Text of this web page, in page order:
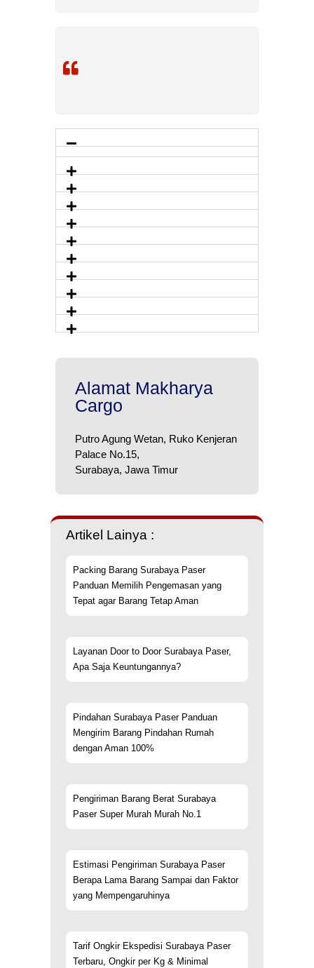
Alamat Makharya
Cargo
Putro Agung Wetan, Ruko Kenjeran
Palace No.15,
Surabaya, Jawa Timur
Artikel Lainya :
Packing Barang Surabaya Paser
Panduan Memilih Pengemasan yang
Tepat agar Barang Tetap Aman
Layanan Door to Door Surabaya Paser,
Apa Saja Keuntungannya?
Pindahan Surabaya Paser Panduan
Mengirim Barang Pindahan Rumah
dengan Aman 100%
Pengiriman Barang Berat Surabaya
Paser Super Murah Murah No.1
Estimasi Pengiriman Surabaya Paser
Berapa Lama Barang Sampai dan Faktor
yang Mempengaruhinya
Tarif Ongkir Ekspedisi Surabaya Paser
Terbaru, Ongkir per Kg & Minimal